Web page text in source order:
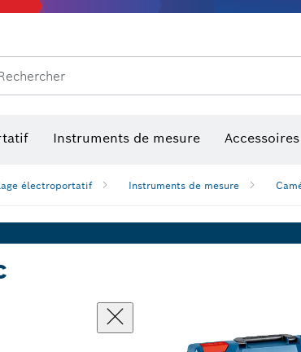
Instruments de mesure Accessoires
électroportatif Instruments de mesure